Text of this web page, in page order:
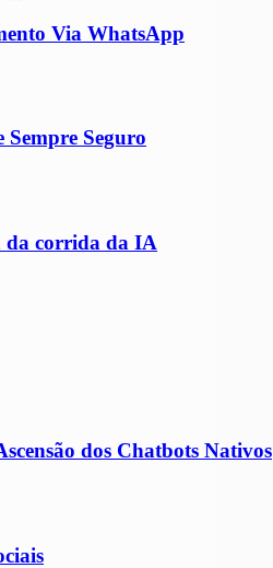
Via WhatsApp
Seguro
da corrida da IA
dos Chatbots Nativos